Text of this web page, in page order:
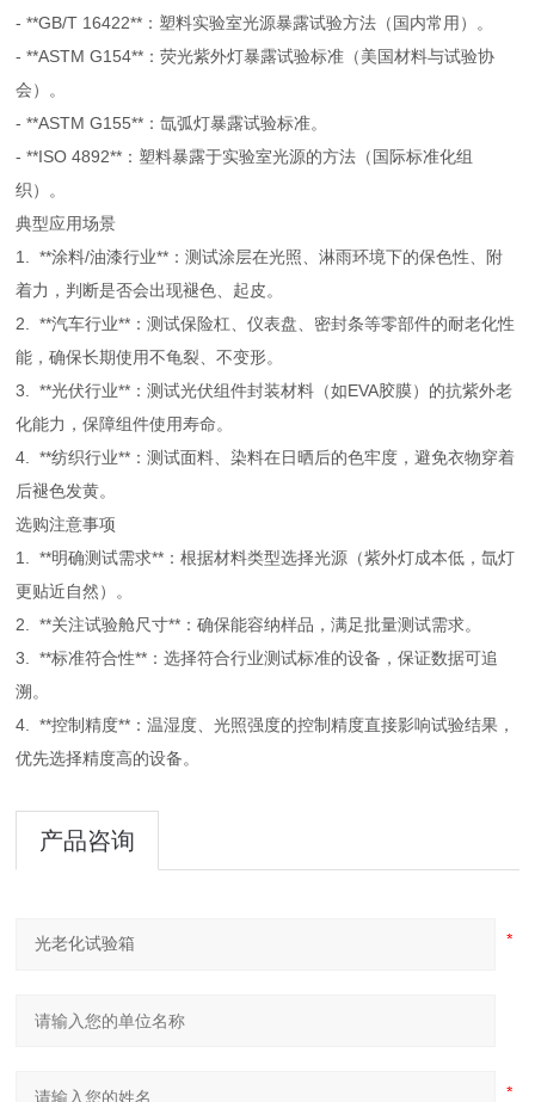
- **GB/T 16422**：塑料实验室光源暴露试验方法（国内常用）。
- **ASTM G154**：荧光紫外灯暴露试验标准（美国材料与试验协
会）。
- **ASTM G155**：氙弧灯暴露试验标准。
- **ISO 4892**：塑料暴露于实验室光源的方法（国际标准化组
织）。
典型应用场景
1. **涂料/油漆行业**：测试涂层在光照、淋雨环境下的保色性、附
着力，判断是否会出现褪色、起皮。
2. **汽车行业**：测试保险杠、仪表盘、密封条等零部件的耐老化性
能，确保长期使用不龟裂、不变形。
3. **光伏行业**：测试光伏组件封装材料（如EVA胶膜）的抗紫外老
化能力，保障组件使用寿命。
4. **纺织行业**：测试面料、染料在日晒后的色牢度，避免衣物穿着
后褪色发黄。
选购注意事项
1. **明确测试需求**：根据材料类型选择光源（紫外灯成本低，氙灯
更贴近自然）。
2. **关注试验舱尺寸**：确保能容纳样品，满足批量测试需求。
3. **标准符合性**：选择符合行业测试标准的设备，保证数据可追
溯。
4. **控制精度**：温湿度、光照强度的控制精度直接影响试验结果，
优先选择精度高的设备。
产品咨询